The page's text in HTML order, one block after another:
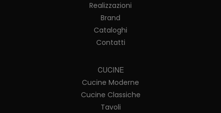
Realizzazioni
Brand
Cataloghi
Contatti
CUCINE
Cucine Moderne
Cucine Classiche
Tavoli